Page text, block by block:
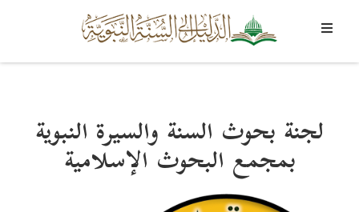
لجنة بحوث السنة والسيرة النبوية
بمجمع البحوث الإسلامية